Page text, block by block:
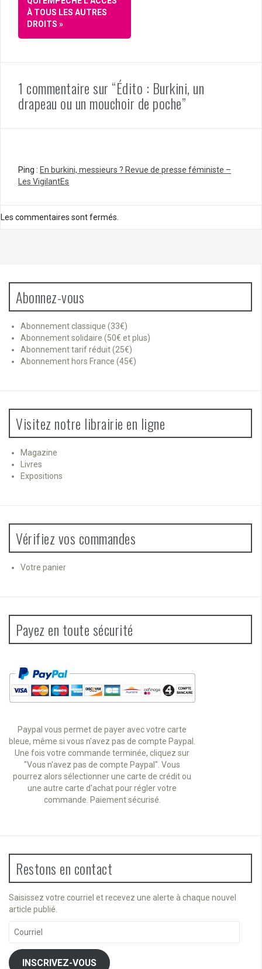
À TOUS LES AUTRES
DROITS »
1 commentaire sur “Édito : Burkini, un
drapeau ou un mouchoir de poche”
Ping : En burkini, messieurs ? Revue de presse féministe –
Les VigilantEs
Les commentaires sont fermés.
Abonnez-vous
Abonnement classique (33€)
Abonnement solidaire (50€ et plus)
Abonnement tarif réduit (25€)
Abonnement hors France (45€)
Visitez notre librairie en ligne
Magazine
Livres
Expositions
Vérifiez vos commandes
Votre panier
Payez en toute sécurité
Paypal vous permet de payer avec votre carte
bleue, même si vous n'avez pas de compte Paypal.
Une fois votre commande terminée, cliquez sur
"Vous n'avez pas de compte Paypal". Vous
pourrez alors sélectionner une carte de crédit ou
une autre carte d'achat pour régler votre
commande. Paiement sécurisé.
Restons en contact
Saisissez votre courriel et recevez une alerte à chaque nouvel
article publié.
INSCRIVEZ-VOUS